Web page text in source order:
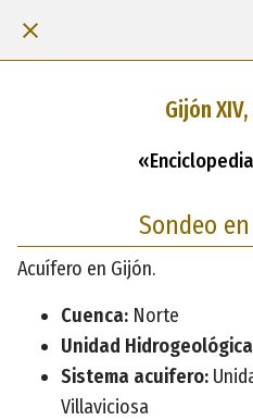
Gijón
Sondeo
Acuífero en Gijón.
Cuenca: Norte
Unidad
Sistema acuifero:
Villaviciosa